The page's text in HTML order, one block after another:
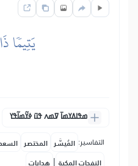
يَتِيمٗا
ߘߟߊߡߌߘߊ߫ ߜߘߍ ߟߎ߫ ߦߌ߬ߘߊ߬ߟߌ
التفاسير: المُيسَّر المختصر
النفحات المكية | هدايات